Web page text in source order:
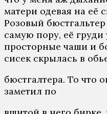
матери одевая на её
Розовый
самую пору, её
просторные чаши и
сисек скрылась в
бюстгалтера. То что
заметил по